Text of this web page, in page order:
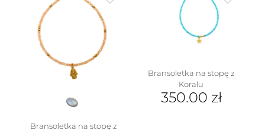
wariantów.
Opcje
można
stronie
produktu
Bransoletka na stopę z
Bransoletka na stopę z
Koralu
350.00 zł